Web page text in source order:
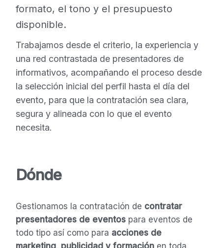
formato, el tono y el presupuesto
disponible.
Trabajamos desde el criterio, la experiencia y
una red contrastada de presentadores de
informativos, acompañando el proceso desde
la selección inicial del perfil hasta el día del
evento, para que la contratación sea clara,
segura y alineada con lo que el evento
necesita.
Dónde
Gestionamos la contratación de contratar
presentadores de eventospara eventos de
todo tipo así como para acciones de
marketing, publicidad y formaciónen toda